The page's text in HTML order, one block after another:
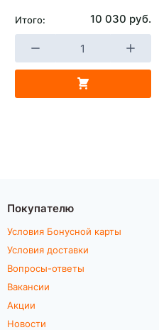
Итого: 10 030 руб.
Покупателю
Условия Бонусной карты
Условия доставки
Вопросы-ответы
Вакансии
Акции
Новости